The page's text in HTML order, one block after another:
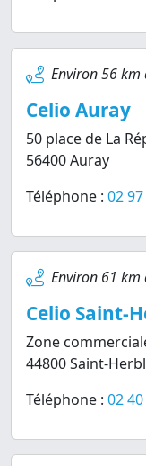
Environ 56 km
Celio Auray
50 place de La
56400 Auray
Téléphone : 02
Environ 61 km
Celio Saint-
Zone
44800 Saint-
Téléphone : 02